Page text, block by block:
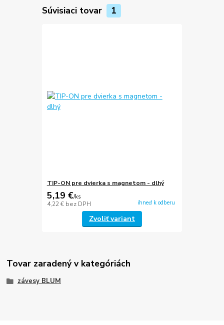
Súvisiaci tovar 1
TIP-ON pre dvierka s magnetom - dlhý
5,19 €/ks
4,22 € bez DPH ihneď k odberu
Zvoliť variant
Tovar zaradený v kategóriách
závesy BLUM